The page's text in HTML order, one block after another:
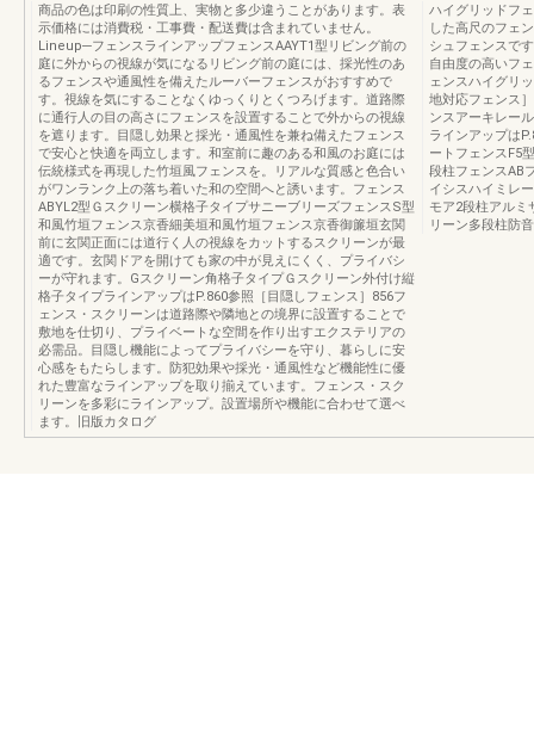
商品の色は印刷の性質上、実物と多少違うことがあります。表
示価格には消費税・工事費・配送費は含まれていません。
Lineup─フェンスラインアップフェンスAAYT1型リビング前の
庭に外からの視線が気になるリビング前の庭には、採光性のあ
るフェンスや通風性を備えたルーバーフェンスがおすすめで
す。視線を気にすることなくゆっくりとくつろげます。道路際
に通行人の目の高さにフェンスを設置することで外からの視線
を遮ります。目隠し効果と採光・通風性を兼ね備えたフェンス
で安心と快適を両立します。和室前に趣のある和風のお庭には
伝統様式を再現した竹垣風フェンスを。リアルな質感と色合い
がワンランク上の落ち着いた和の空間へと誘います。フェンス
ABYL2型Ｇスクリーン横格子タイプサニーブリーズフェンスS型
和風竹垣フェンス京香細美垣和風竹垣フェンス京香御簾垣玄関
前に玄関正面には道行く人の視線をカットするスクリーンが最
適です。玄関ドアを開けても家の中が見えにくく、プライバシ
ーが守れます。Gスクリーン角格子タイプＧスクリーン外付け縦
格子タイプラインアップはP.860参照［目隠しフェンス］856フ
ェンス・スクリーンは道路際や隣地との境界に設置することで
敷地を仕切り、プライベートな空間を作り出すエクステリアの
必需品。目隠し機能によってプライバシーを守り、暮らしに安
心感をもたらします。防犯効果や採光・通風性など機能性に優
れた豊富なラインアップを取り揃えています。フェンス・スク
リーンを多彩にラインアップ。設置場所や機能に合わせて選べ
ます。旧版カタログ
ハイグリッドフ
した高尺のフェ
シュフェンスで
自由度の高いフ
ェンスハイグリ
地対応フェンス
ンスアーキレー
ラインアップは
ートフェンスF5
段柱フェンスAB
イシスハイミレ
モア2段柱アルミ
リーン多段柱防